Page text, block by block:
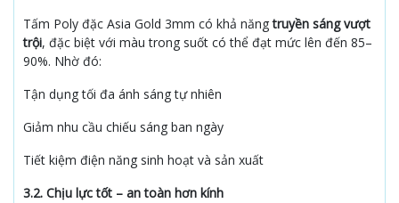
Tấm Poly đặc Asia Gold 3mm có khả năngtruyền sáng vượt
trội, đặc biệt với màu trong suốt có thể đạt mức lên đến 85–
90%. Nhờ đó:
Tận dụng tối đa ánh sáng tự nhiên
Giảm nhu cầu chiếu sáng ban ngày
Tiết kiệm điện năng sinh hoạt và sản xuất
3.2. Chịu lực tốt – an toàn hơn kính